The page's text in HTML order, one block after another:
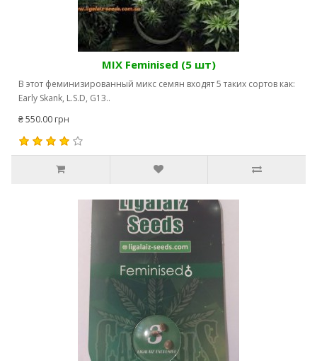
MIX Feminised (5 шт)
В этот феминизированный микс семян входят 5 таких сортов как:
Early Skank, L.S.D, G13..
₴ 550.00 грн